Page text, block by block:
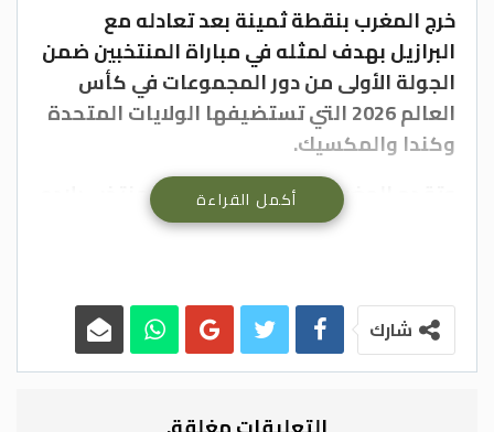
خرج المغرب بنقطة ثمينة بعد تعادله مع
البرازيل بهدف لمثله في مباراة المنتخبين ضمن
الجولة الأولى من دور المجموعات في كأس
العالم 2026 التي تستضيفها الولايات المتحدة
وكندا والمكسيك.
وتقدم المغربي إسماعيل صيباري لمنتخب بلاده
في الدقيقة 21 ليصبح أول لاعب عربي يهز شباك
جونيور هدف تعادل “سيليساو”.
وحاول البرازيليون في الشوط الثاني الوصول
إلى مرمى ياسين بونو الذي ذاد عن مرماه
أكمل القراءة
شارك